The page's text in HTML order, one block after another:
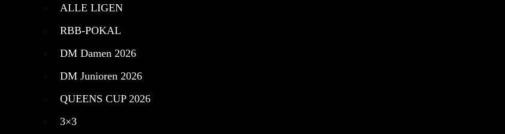
ALLE LIGEN
RBB-POKAL
DM Damen 2026
DM Junioren 2026
QUEENS CUP 2026
3×3